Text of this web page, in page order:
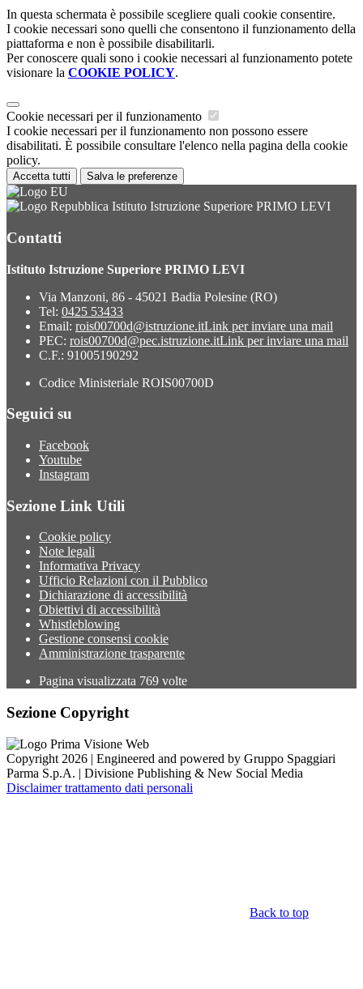
In questa schermata è possibile scegliere quali cookie consentire.
I cookie necessari sono quelli che consentono il funzionamento della
piattaforma e non è possibile disabilitarli.
Per conoscere quali sono i cookie necessari al funzionamento potete
visionare la COOKIE POLICY.
Cookie necessari per il funzionamento
I cookie necessari per il funzionamento non possono essere
disabilitati. È possibile consultare l'elenco nella pagina della cookie
policy.
Accetta tutti Salva le preferenze
Istituto Istruzione Superiore PRIMO LEVI
Contatti
Istituto Istruzione Superiore PRIMO LEVI
Via Manzoni, 86 - 45021 Badia Polesine (RO)
Tel: 0425 53433
Email: rois00700d@istruzione.itLink per inviare una mail
PEC: rois00700d@pec.istruzione.itLink per inviare una mail
C.F.: 91005190292
Codice Ministeriale ROIS00700D
Seguici su
Facebook
Youtube
Instagram
Sezione Link Utili
Cookie policy
Note legali
Informativa Privacy
Ufficio Relazioni con il Pubblico
Dichiarazione di accessibilità
Obiettivi di accessibilità
Whistleblowing
Gestione consensi cookie
Amministrazione trasparente
Pagina visualizzata 769 volte
Sezione Copyright
Copyright 2026 | Engineered and powered by Gruppo Spaggiari
Parma S.p.A. | Divisione Publishing & New Social Media
Disclaimer trattamento dati personali
Back to top